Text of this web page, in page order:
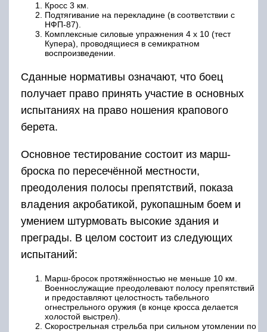
Кросс 3 км.
Подтягивание на перекладине (в соответствии с
НФП-87).
Комплексные силовые упражнения 4 х 10 (тест
Купера), проводящиеся в семикратном
воспроизведении.
Сданные нормативы означают, что боец
получает право принять участие в основных
испытаниях на право ношения крапового
берета.
Основное тестирование состоит из марш-
броска по пересечённой местности,
преодоления полосы препятствий, показа
владения акробатикой, рукопашным боем и
умением штурмовать высокие здания и
преграды. В целом состоит из следующих
испытаний:
Марш-бросок протяжённостью не меньше 10 км.
Военнослужащие преодолевают полосу препятствий
и предоставляют целостность табельного
огнестрельного оружия (в конце кросса делается
холостой выстрел).
Скорострельная стрельба при сильном утомлении по